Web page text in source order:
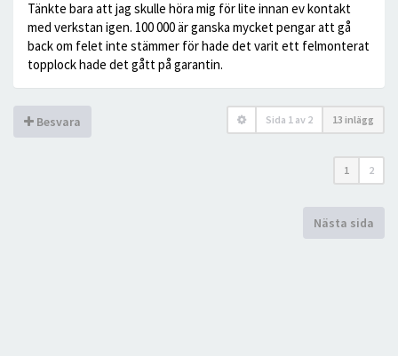
Tänkte bara att jag skulle höra mig för lite innan ev kontakt
med verkstan igen. 100 000 är ganska mycket pengar att gå
back om felet inte stämmer för hade det varit ett felmonterat
topplock hade det gått på garantin.
Besvara Sida 1 av 2 13 inlägg
1 2
Nästa sida